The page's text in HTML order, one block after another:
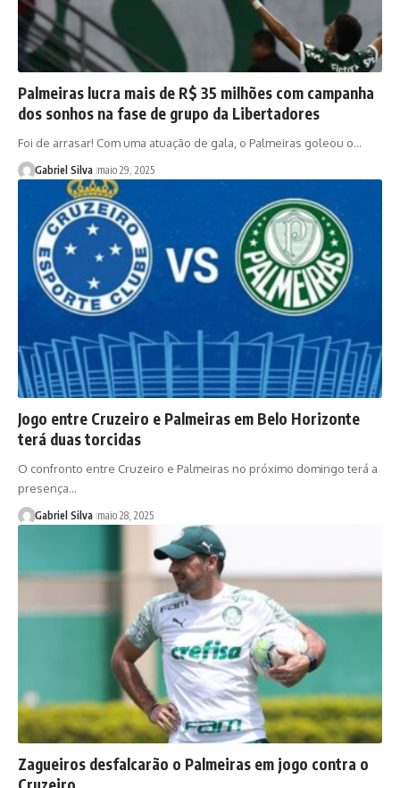
Palmeiras lucra mais de R$ 35 milhões com campanha
dos sonhos na fase de grupo da Libertadores
Foi de arrasar! Com uma atuação de gala, o Palmeiras goleou o…
Gabriel Silva maio 29, 2025
Jogo entre Cruzeiro e Palmeiras em Belo Horizonte
terá duas torcidas
O confronto entre Cruzeiro e Palmeiras no próximo domingo terá a
presença…
Gabriel Silva maio 28, 2025
Zagueiros desfalcarão o Palmeiras em jogo contra o
Cruzeiro